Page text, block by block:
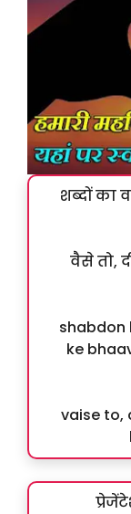
शब्दों का
वैसे तो,
shabdon
ke
vaise to,